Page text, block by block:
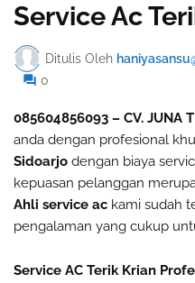
Service Ac
Ditulis Oleh
0
085604856093 – CV. JUNA
anda dengan profesional
Sidoarjo dengan biaya
kepuasan pelanggan
Ahli service ac kami sudah
pengalaman yang cukup
Service AC Terik Krian